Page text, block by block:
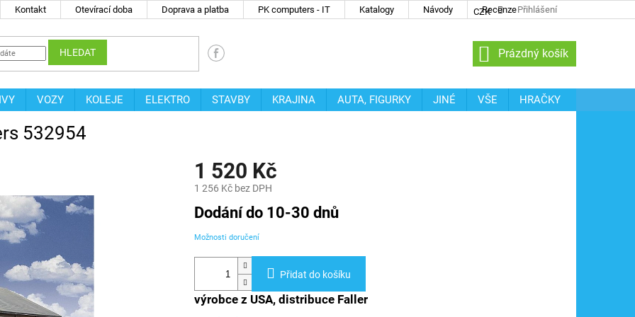
Kontakt Otevírací doba Doprava a platba PK computers - IT Katalogy Návody Recenze
CZK Přihlášení
HLEDAT
NÁKUPNÍ
KOŠÍK
Prázdný košík
VOZY KOLEJE ELEKTRO STAVBY KRAJINA AUTA, FIGURKY JINÉ VŠE
HRAČKY
532954
1 520 Kč
1 256 Kč bez DPH
Měrná
cena:
Dodání do 10-30 dnů
Možnosti doručení
Přidat do košíku
výrobce z USA, distribuce Faller